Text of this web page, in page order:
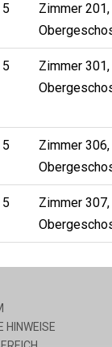
Zimmer 201,
Zimmer 301,
Zimmer 306,
Zimmer 307,
HINWEISE